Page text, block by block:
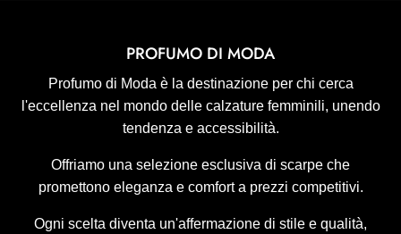
PROFUMO DI MODA
Profumo di Moda è la destinazione per chi cerca
l'eccellenza nel mondo delle calzature femminili, unendo
tendenza e accessibilità.
Offriamo una selezione esclusiva di scarpe che
promettono eleganza e comfort a prezzi competitivi.
Ogni scelta diventa un'affermazione di stile e qualità,